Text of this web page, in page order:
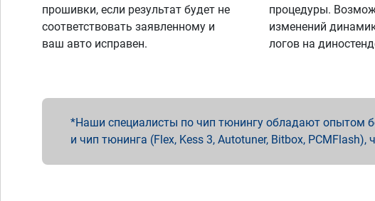
прошивки, если результат будет не
соответствовать заявленному и
ваш авто исправен.
процедуры.
изменений
логов на
Наши специалисты по чип тюнингу обладают опытом
и чип тюнинга (Flex, Kess 3, Autotuner, Bitbox,